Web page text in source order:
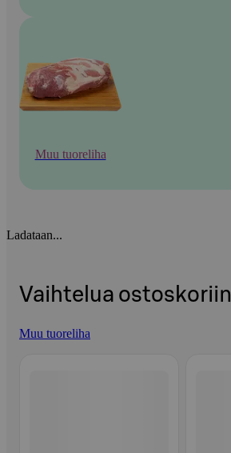
Muu tuoreliha
Ladataan...
Vaihtelua ostoskoriin
Muu tuoreliha